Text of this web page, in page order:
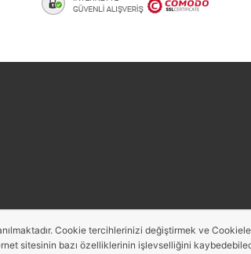
PobolEti® Entegre E-ticaret Sistemi ile
Cookie tercihlerinizi değiştirmek ve
sitesinin bazı özelliklerinin işlevselliğini